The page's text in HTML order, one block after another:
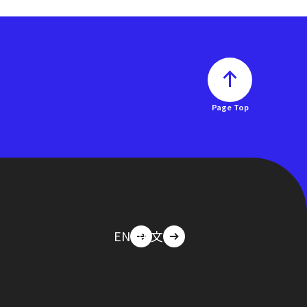
Page Top
EN 中文